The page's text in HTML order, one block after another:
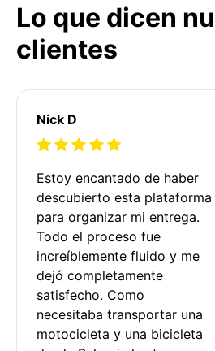
Lo que dicen
clientes
Nick D
Estoy encantado de haber
descubierto esta plataforma
para organizar mi entrega.
Todo el proceso fue
increíblemente fluido y me
dejó completamente
satisfecho. Como
necesitaba transportar una
motocicleta y una bicicleta